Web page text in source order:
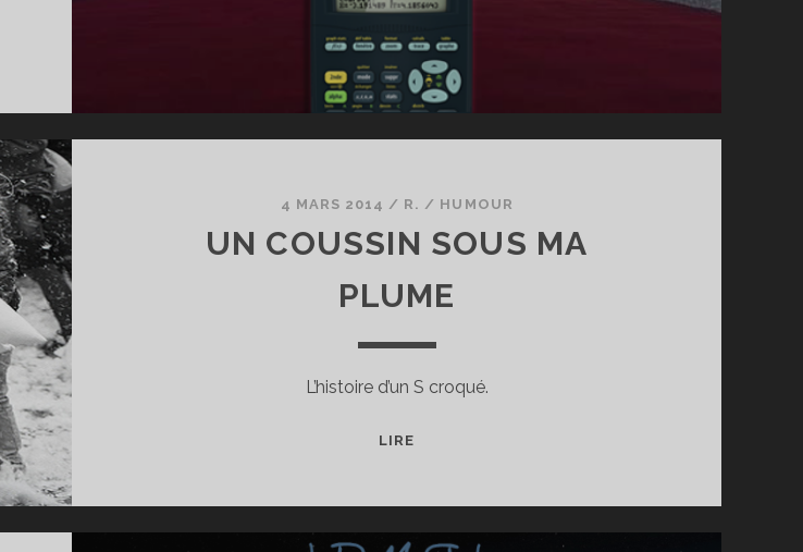
4 MARS 2014 / R. / HUMOUR
UN COUSSIN SOUS MA
PLUME
L’histoire d’un S croqué.
LIRE
PLUME